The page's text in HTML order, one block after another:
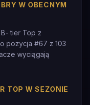
W OBECNYM
tier Top z
pozycja #67 z 103
wyciągają
TOP W SEZONIE